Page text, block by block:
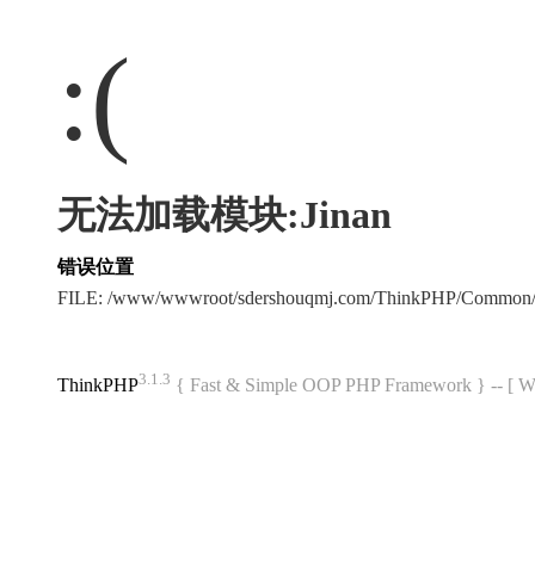
:(
无法加载模块:Jinan
错误位置
FILE: /www/wwwroot/sdershouqmj.com/ThinkPHP/
ThinkPHP3.1.3 { Fast & Simple OOP PHP Framework } -- [